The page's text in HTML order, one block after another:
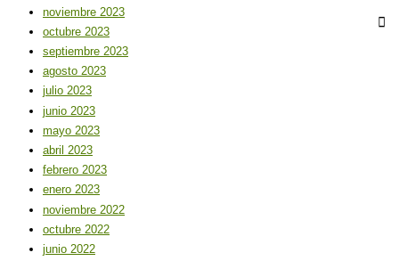
noviembre 2023
octubre 2023
septiembre 2023
agosto 2023
julio 2023
junio 2023
mayo 2023
abril 2023
febrero 2023
enero 2023
noviembre 2022
octubre 2022
junio 2022